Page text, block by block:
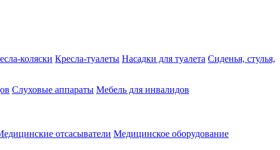
коляски Кресла-туалеты Насадки для туалета Сиденья, стулья,
Слуховые аппараты Мебель для инвалидов
отсасыватели Медицинское оборудование